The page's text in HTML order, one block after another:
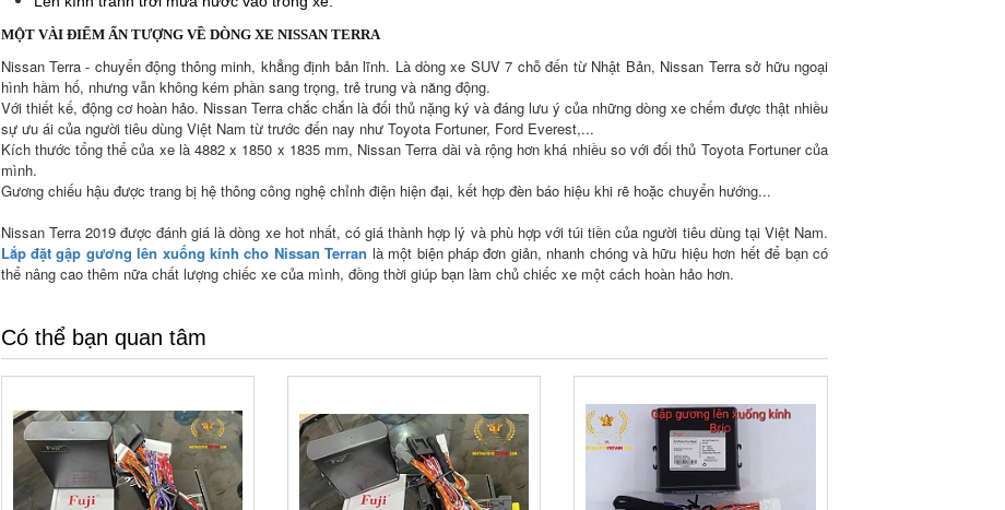
MỘT VÀI ĐIỂM ẤN TƯỢNG VỀ DÒNG XE NISSAN TERRA
Nissan Terra - chuyển động thông minh, khẳng định bản lĩnh. Là dòng xe SUV 7 chỗ đến từ Nhật Bản, Nissan Terra sở hữu ngoại
hình hầm hố, nhưng vẫn không kém phần sang trọng, trẻ trung và năng động.
Với thiết kế, động cơ hoàn hảo. Nissan Terra chắc chắn là đối thủ nặng ký và đáng lưu ý của những dòng xe chếm được thật nhiều
sự ưu ái của người tiêu dùng Việt Nam từ trước đến nay như Toyota Fortuner, Ford Everest,...
Kích thước tổng thể của xe là 4882 x 1850 x 1835 mm, Nissan Terra dài và rộng hơn khá nhiều so với đối thủ Toyota Fortuner của
mình.
Gương chiếu hậu được trang bị hệ thông công nghệ chỉnh điện hiện đại, kết hợp đèn báo hiệu khi rẽ hoặc chuyển hướng...
Nissan Terra 2019 được đánh giá là dòng xe hot nhất, có giá thành hợp lý và phù hợp với túi tiền của người tiêu dùng tại Việt Nam.
Lắp đặt gập gương lên xuống kính cho Nissan Terran là một biện pháp đơn giản, nhanh chóng và hữu hiệu hơn hết để bạn có
thể nâng cao thêm nữa chất lượng chiếc xe của mình, đồng thời giúp bạn làm chủ chiếc xe một cách hoàn hảo hơn.
Có thể bạn quan tâm